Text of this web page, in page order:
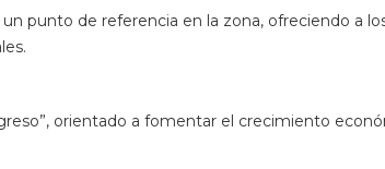
punto de referencia en la zona, ofreciendo a
orientado a fomentar el crecimiento